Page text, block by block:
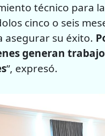
técnico para
cinco o seis
asegurar su éxito.
generan
”, expresó.